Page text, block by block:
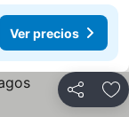
Ver precios
Compartir